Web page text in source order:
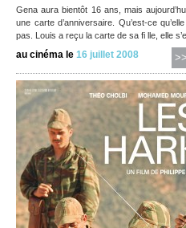
Gena aura bientôt 16 ans, mais
une carte d’anniversaire. Qu’est-ce
pas. Louis a reçu la carte de sa fi lle, elle
au cinéma le 16 juillet 2008